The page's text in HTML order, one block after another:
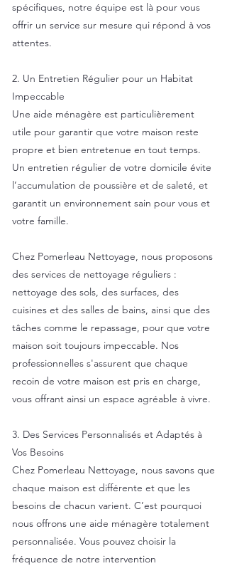
spécifiques, notre équipe est là pour vous
offrir un service sur mesure qui répond à vos
attentes.
2. Un Entretien Régulier pour un Habitat
Impeccable
Une aide ménagère est particulièrement
utile pour garantir que votre maison reste
propre et bien entretenue en tout temps.
Un entretien régulier de votre domicile évite
l’accumulation de poussière et de saleté, et
garantit un environnement sain pour vous et
votre famille.
Chez Pomerleau Nettoyage, nous proposons
des services de nettoyage réguliers :
nettoyage des sols, des surfaces, des
cuisines et des salles de bains, ainsi que des
tâches comme le repassage, pour que votre
maison soit toujours impeccable. Nos
professionnelles s'assurent que chaque
recoin de votre maison est pris en charge,
vous offrant ainsi un espace agréable à vivre.
3. Des Services Personnalisés et Adaptés à
Vos Besoins
Chez Pomerleau Nettoyage, nous savons que
chaque maison est différente et que les
besoins de chacun varient. C’est pourquoi
nous offrons une aide ménagère totalement
personnalisée. Vous pouvez choisir la
fréquence de notre intervention